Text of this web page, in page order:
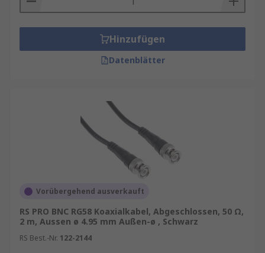
Hinzufügen
Datenblätter
Vorübergehend ausverkauft
RS PRO BNC RG58 Koaxialkabel, Abgeschlossen, 50 Ω,
2 m, Aussen ø 4.95 mm Außen-ø , Schwarz
RS Best.-Nr. 122-2144